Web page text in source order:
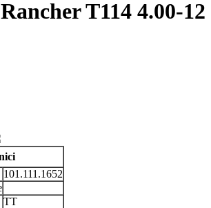
T114 4.00-
101.111.1652
TT